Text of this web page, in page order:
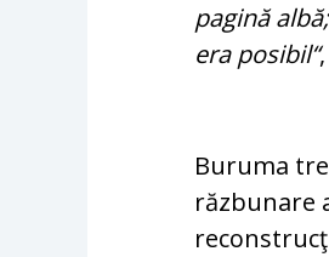
pagină
era posibil“
Buruma
răzbunare